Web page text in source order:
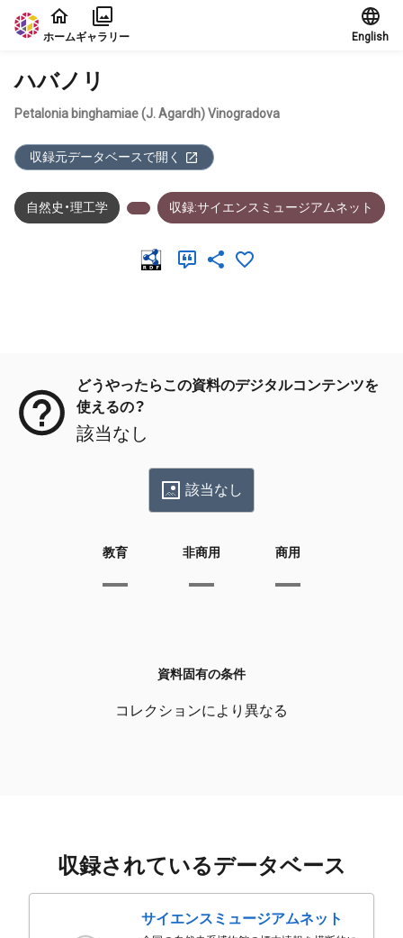
本文に飛ぶ
ホームギャラリー English
ハバノリ
Petalonia binghamiae (J. Agardh) Vinogradova
収録元データベースで開く
自然史・理工学 収録:サイエンスミュージアムネット
どうやったらこの資料のデジタルコンテンツを
使えるの？
該当なし
該当なし
教育 非商用 商用
資料固有の条件
コレクションにより異なる
収録されているデータベース
サイエンスミュージアムネット